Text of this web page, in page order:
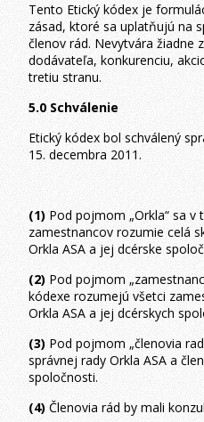
Tento Etický kódex je
zásad, ktoré sa uplatňujú na
členov rád. Nevytvára žiadne
dodávateľa, konkurenciu,
tretiu stranu.
5.0 Schválenie
Etický kódex bol schválený
15. decembra 2011.
(1) Pod pojmom „Orkla“ sa
zamestnancov rozumie celá
Orkla ASA a jej dcérske
(2) Pod pojmom
kódexe rozumejú všetci
Orkla ASA a jej dcérskych
(3)Pod pojmom „členovia
správnej rady Orkla ASA a
spoločnosti.
(4)Členovia rád by mali